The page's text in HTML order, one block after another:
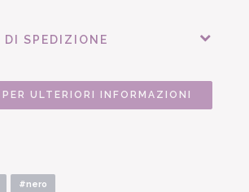
SPEDIZIONE
ULTERIORI INFORMAZIONI
#nero